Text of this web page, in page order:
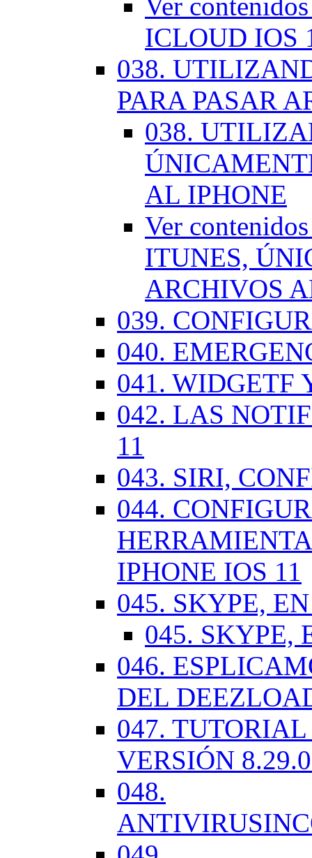
ICLOUD IOS
038.
PARA PASAR
038.
AL IPHONE
Ver
ITUNES,
ARCHIVOS
039.
040.
041. WIDGETF
042. LAS
11
043. SIRI,
044.
IPHONE IOS 11
045. SKYPE,
045. SKYPE,
046.
DEL
047.
VERSIÓN
048.